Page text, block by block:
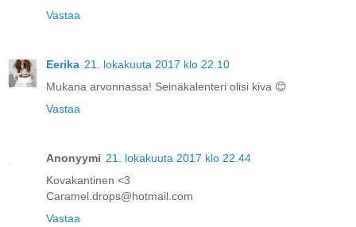
Vastaa
Eerika 21. lokakuuta 2017 klo 22.10
Mukana arvonnassa! Seinäkalenteri olisi kiva 😊
Vastaa
Anonyymi 21. lokakuuta 2017 klo 22.44
Kovakantinen <3
Caramel.drops@hotmail.com
Vastaa